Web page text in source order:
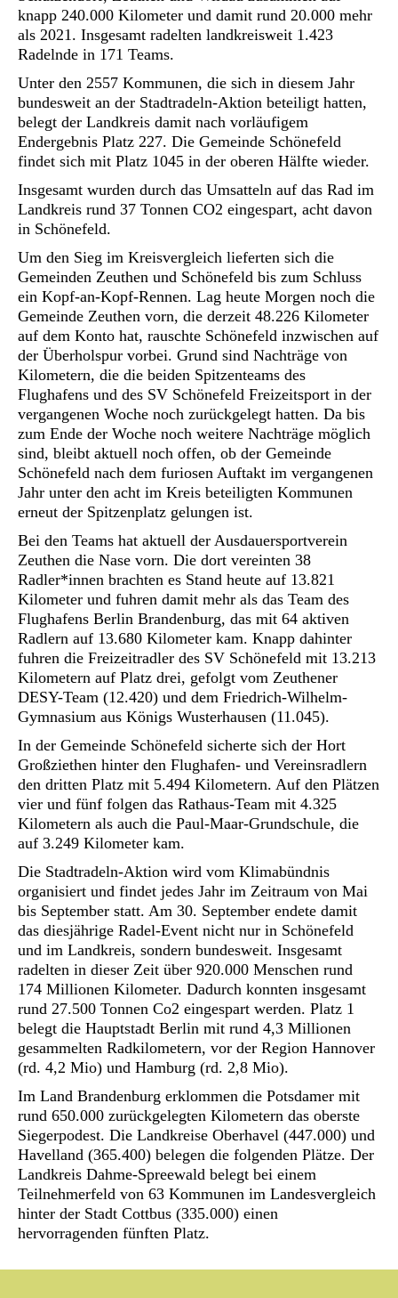
knapp 240.000 Kilometer und damit rund 20.000 mehr
als 2021. Insgesamt radelten landkreisweit 1.423
Radelnde in 171 Teams.
Unter den 2557 Kommunen, die sich in diesem Jahr
bundesweit an der Stadtradeln-Aktion beteiligt hatten,
belegt der Landkreis damit nach vorläufigem
Endergebnis Platz 227. Die Gemeinde Schönefeld
findet sich mit Platz 1045 in der oberen Hälfte wieder.
Insgesamt wurden durch das Umsatteln auf das Rad im
Landkreis rund 37 Tonnen CO2 eingespart, acht davon
in Schönefeld.
Um den Sieg im Kreisvergleich lieferten sich die
Gemeinden Zeuthen und Schönefeld bis zum Schluss
ein Kopf-an-Kopf-Rennen. Lag heute Morgen noch die
Gemeinde Zeuthen vorn, die derzeit 48.226 Kilometer
auf dem Konto hat, rauschte Schönefeld inzwischen auf
der Überholspur vorbei. Grund sind Nachträge von
Kilometern, die die beiden Spitzenteams des
Flughafens und des SV Schönefeld Freizeitsport in der
vergangenen Woche noch zurückgelegt hatten. Da bis
zum Ende der Woche noch weitere Nachträge möglich
sind, bleibt aktuell noch offen, ob der Gemeinde
Schönefeld nach dem furiosen Auftakt im vergangenen
Jahr unter den acht im Kreis beteiligten Kommunen
erneut der Spitzenplatz gelungen ist.
Bei den Teams hat aktuell der Ausdauersportverein
Zeuthen die Nase vorn. Die dort vereinten 38
Radler*innen brachten es Stand heute auf 13.821
Kilometer und fuhren damit mehr als das Team des
Flughafens Berlin Brandenburg, das mit 64 aktiven
Radlern auf 13.680 Kilometer kam. Knapp dahinter
fuhren die Freizeitradler des SV Schönefeld mit 13.213
Kilometern auf Platz drei, gefolgt vom Zeuthener
DESY-Team (12.420) und dem Friedrich-Wilhelm-
Gymnasium aus Königs Wusterhausen (11.045).
In der Gemeinde Schönefeld sicherte sich der Hort
Großziethen hinter den Flughafen- und Vereinsradlern
den dritten Platz mit 5.494 Kilometern. Auf den Plätzen
vier und fünf folgen das Rathaus-Team mit 4.325
Kilometern als auch die Paul-Maar-Grundschule, die
auf 3.249 Kilometer kam.
Die Stadtradeln-Aktion wird vom Klimabündnis
organisiert und findet jedes Jahr im Zeitraum von Mai
bis September statt. Am 30. September endete damit
das diesjährige Radel-Event nicht nur in Schönefeld
und im Landkreis, sondern bundesweit. Insgesamt
radelten in dieser Zeit über 920.000 Menschen rund
174 Millionen Kilometer. Dadurch konnten insgesamt
rund 27.500 Tonnen Co2 eingespart werden. Platz 1
belegt die Hauptstadt Berlin mit rund 4,3 Millionen
gesammelten Radkilometern, vor der Region Hannover
(rd. 4,2 Mio) und Hamburg (rd. 2,8 Mio).
Im Land Brandenburg erklommen die Potsdamer mit
rund 650.000 zurückgelegten Kilometern das oberste
Siegerpodest. Die Landkreise Oberhavel (447.000) und
Havelland (365.400) belegen die folgenden Plätze. Der
Landkreis Dahme-Spreewald belegt bei einem
Teilnehmerfeld von 63 Kommunen im Landesvergleich
hinter der Stadt Cottbus (335.000) einen
hervorragenden fünften Platz.